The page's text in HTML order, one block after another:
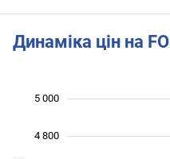
Динаміка цін на
4 800
5 000